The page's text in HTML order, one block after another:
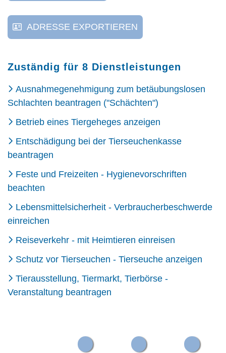
ADRESSE EXPORTIEREN
Zuständig für 8 Dienstleistungen
Ausnahmegenehmigung zum betäubungslosen
Schlachten beantragen ("Schächten")
Betrieb eines Tiergeheges anzeigen
Entschädigung bei der Tierseuchenkasse
beantragen
Feste und Freizeiten - Hygienevorschriften
beachten
Lebensmittelsicherheit - Verbraucherbeschwerde
einreichen
Reiseverkehr - mit Heimtieren einreisen
Schutz vor Tierseuchen - Tierseuche anzeigen
Tierausstellung, Tiermarkt, Tierbörse -
Veranstaltung beantragen